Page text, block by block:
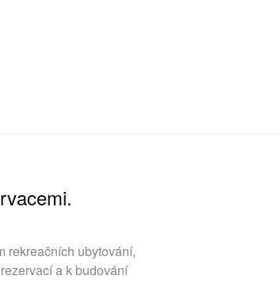
rekreačních ubytování,
a k budování